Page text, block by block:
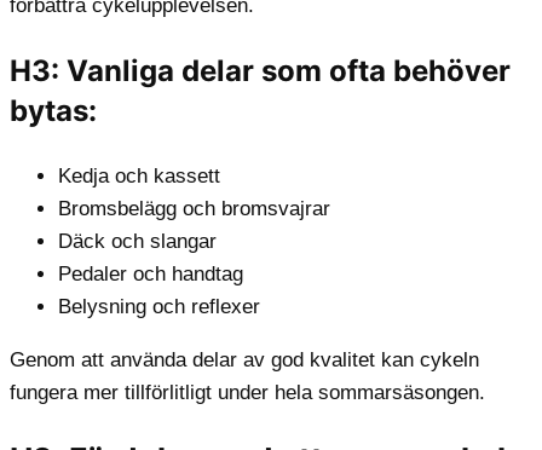
förbättra cykelupplevelsen.
H3: Vanliga delar som ofta behöver
bytas:
Kedja och kassett
Bromsbelägg och bromsvajrar
Däck och slangar
Pedaler och handtag
Belysning och reflexer
Genom att använda delar av god kvalitet kan cykeln
fungera mer tillförlitligt under hela sommarsäsongen.